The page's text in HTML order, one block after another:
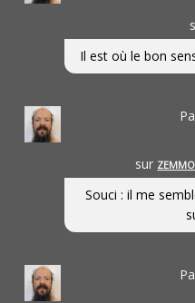
Il est où le bon
sur
Souci : il me